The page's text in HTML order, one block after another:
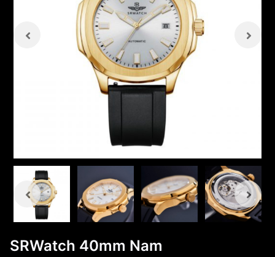
SRWatch 40mm Nam